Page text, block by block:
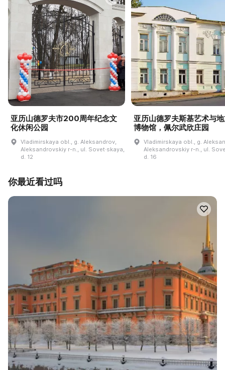
亚历山德罗夫市200周年纪念文
化休闲公园
Vladimirskaya obl., g. Aleksandrov,
Aleksandrovskiy r-n., ul. Sovet·skaya,
d. 12
亚历山德罗夫斯基艺术与
博物馆，佩尔武欣庄园
Vladimirskaya obl., g.
Aleksandrovskiy r-n., ul.
d. 16
你最近看过吗